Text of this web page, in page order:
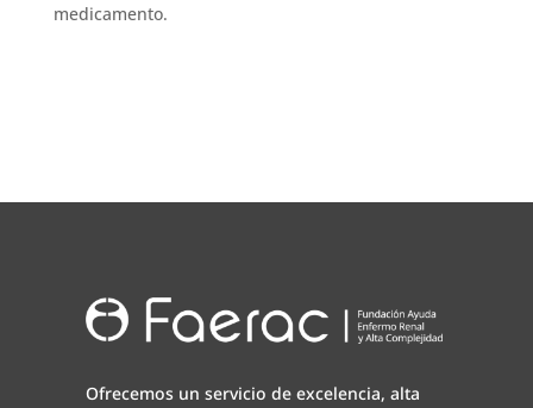
medicamento.
Ofrecemos un servicio de excelencia, alta